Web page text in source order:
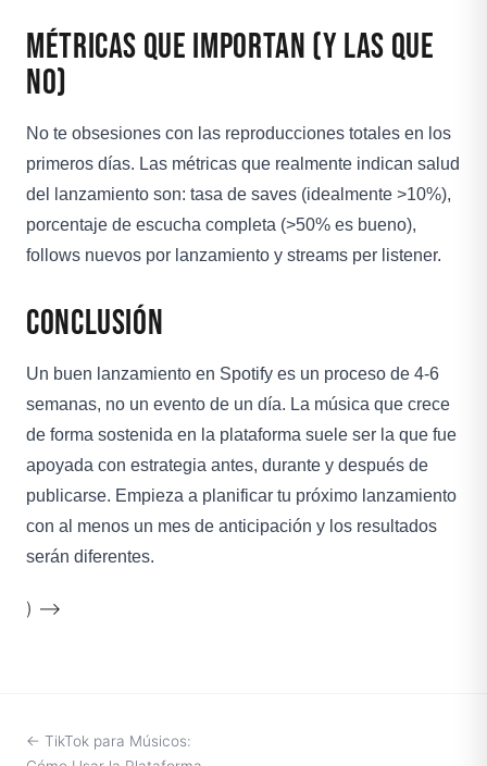
Métricas que Importan (y las que
no)
No te obsesiones con las reproducciones totales en los
primeros días. Las métricas que realmente indican salud
del lanzamiento son: tasa de saves (idealmente >10%),
porcentaje de escucha completa (>50% es bueno),
follows nuevos por lanzamiento y streams per listener.
conclusión
Un buen lanzamiento en Spotify es un proceso de 4-6
semanas, no un evento de un día. La música que crece
de forma sostenida en la plataforma suele ser la que fue
apoyada con estrategia antes, durante y después de
publicarse. Empieza a planificar tu próximo lanzamiento
con al menos un mes de anticipación y los resultados
serán diferentes.
) -->
← TikTok para Músicos: